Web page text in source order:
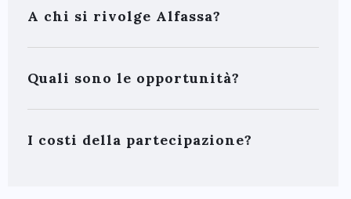
A chi si rivolge Alfassa?
Quali sono le opportunità?
I costi della partecipazione?